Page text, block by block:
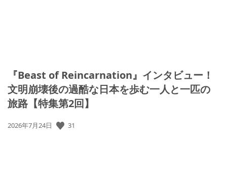
『Beast of Reincarnation』インタビュー！
文明崩壊後の過酷な日本を歩む一人と一匹の
旅路【特集第2回】
公
2026年7月24日 31